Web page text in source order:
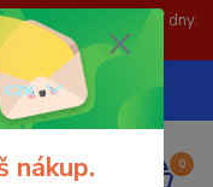
odešleme následující dny.
CZK
0
0,00 Kč
nákup.